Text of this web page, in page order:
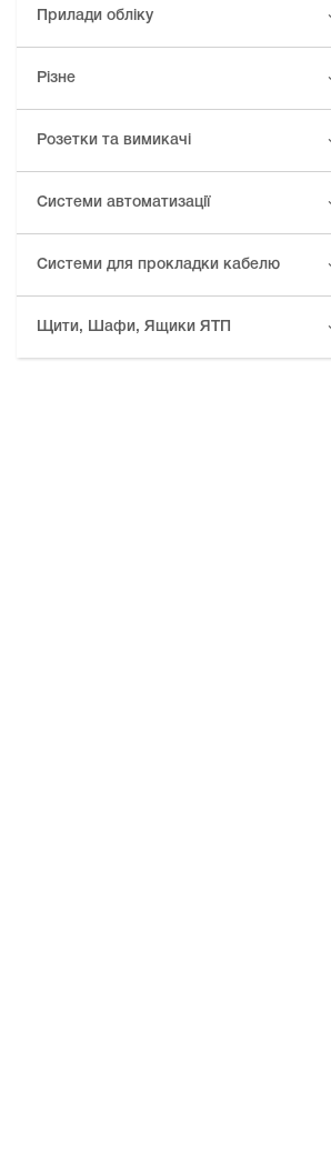
Прилади обліку
Різне
Розетки та вимикачі
Системи автоматизації
Системи для прокладки кабелю
Щити, Шафи, Ящики ЯТП